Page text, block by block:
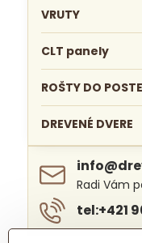
VRUTY
CLT panely
ROŠTY DO
DREVENÉ DVERE
Radi Vám
tel:+421